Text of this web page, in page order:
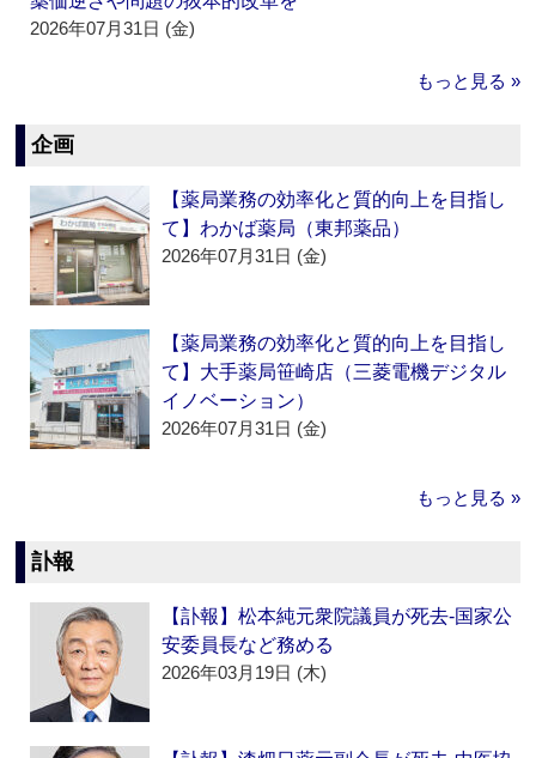
2026年07月31日 (金)
もっと見る »
企画
【薬局業務の効率化と質的向上を目指し
て】わかば薬局（東邦薬品）
2026年07月31日 (金)
【薬局業務の効率化と質的向上を目指し
て】大手薬局笹崎店（三菱電機デジタル
イノベーション）
2026年07月31日 (金)
もっと見る »
訃報
【訃報】松本純元衆院議員が死去‐国家公
安委員長など務める
2026年03月19日 (木)